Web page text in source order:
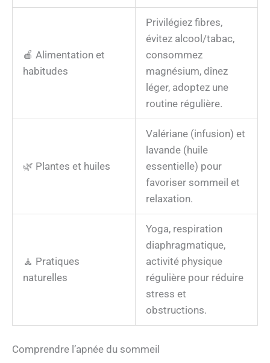
🍎 Alimentation et
habitudes
Privilégiez fibres,
évitez alcool/tabac,
consommez
magnésium, dînez
léger, adoptez une
routine régulière.
🌿 Plantes et huiles
Valériane (infusion) et
lavande (huile
essentielle) pour
favoriser sommeil et
relaxation.
🧘 Pratiques
naturelles
Yoga, respiration
diaphragmatique,
activité physique
régulière pour réduire
stress et
obstructions.
Comprendre l’apnée du sommeil